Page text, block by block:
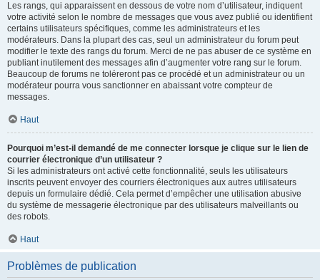
Les rangs, qui apparaissent en dessous de votre nom d’utilisateur, indiquent
votre activité selon le nombre de messages que vous avez publié ou identifient
certains utilisateurs spécifiques, comme les administrateurs et les
modérateurs. Dans la plupart des cas, seul un administrateur du forum peut
modifier le texte des rangs du forum. Merci de ne pas abuser de ce système en
publiant inutilement des messages afin d’augmenter votre rang sur le forum.
Beaucoup de forums ne toléreront pas ce procédé et un administrateur ou un
modérateur pourra vous sanctionner en abaissant votre compteur de
messages.
Haut
Pourquoi m’est-il demandé de me connecter lorsque je clique sur le lien de
courrier électronique d’un utilisateur ?
Si les administrateurs ont activé cette fonctionnalité, seuls les utilisateurs
inscrits peuvent envoyer des courriers électroniques aux autres utilisateurs
depuis un formulaire dédié. Cela permet d’empêcher une utilisation abusive
du système de messagerie électronique par des utilisateurs malveillants ou
des robots.
Haut
Problèmes de publication